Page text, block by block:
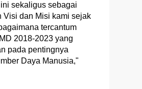
sekaligus sebagai
Visi dan Misi kami sejak
tercantum
2018-2023 yang
pada pentingnya
Daya Manusia,"